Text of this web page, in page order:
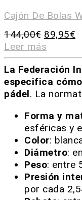
Cajón De Bolas
144,00€ 89,95€
Leer más
La Federación
especifica
pádel. La
Forma y
esféricas y
Color:
Diámetro:
Peso: entre
Presión
por cada